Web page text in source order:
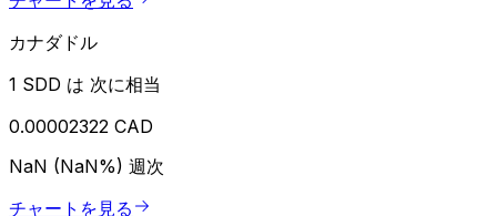
カナダドル
1 SDD は 次に相当
0.00002322 CAD
NaN (NaN%) 週次
チャートを見る